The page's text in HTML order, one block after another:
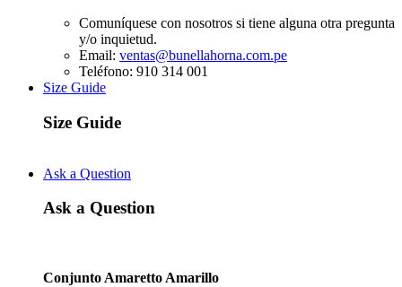
Comuníquese con nosotros si tiene alguna otra pregunta
y/o inquietud.
Email: ventas@bunellahorna.com.pe
Teléfono: 910 314 001
Size Guide
Size Guide
Ask a Question
Ask a Question
Conjunto Amaretto Amarillo